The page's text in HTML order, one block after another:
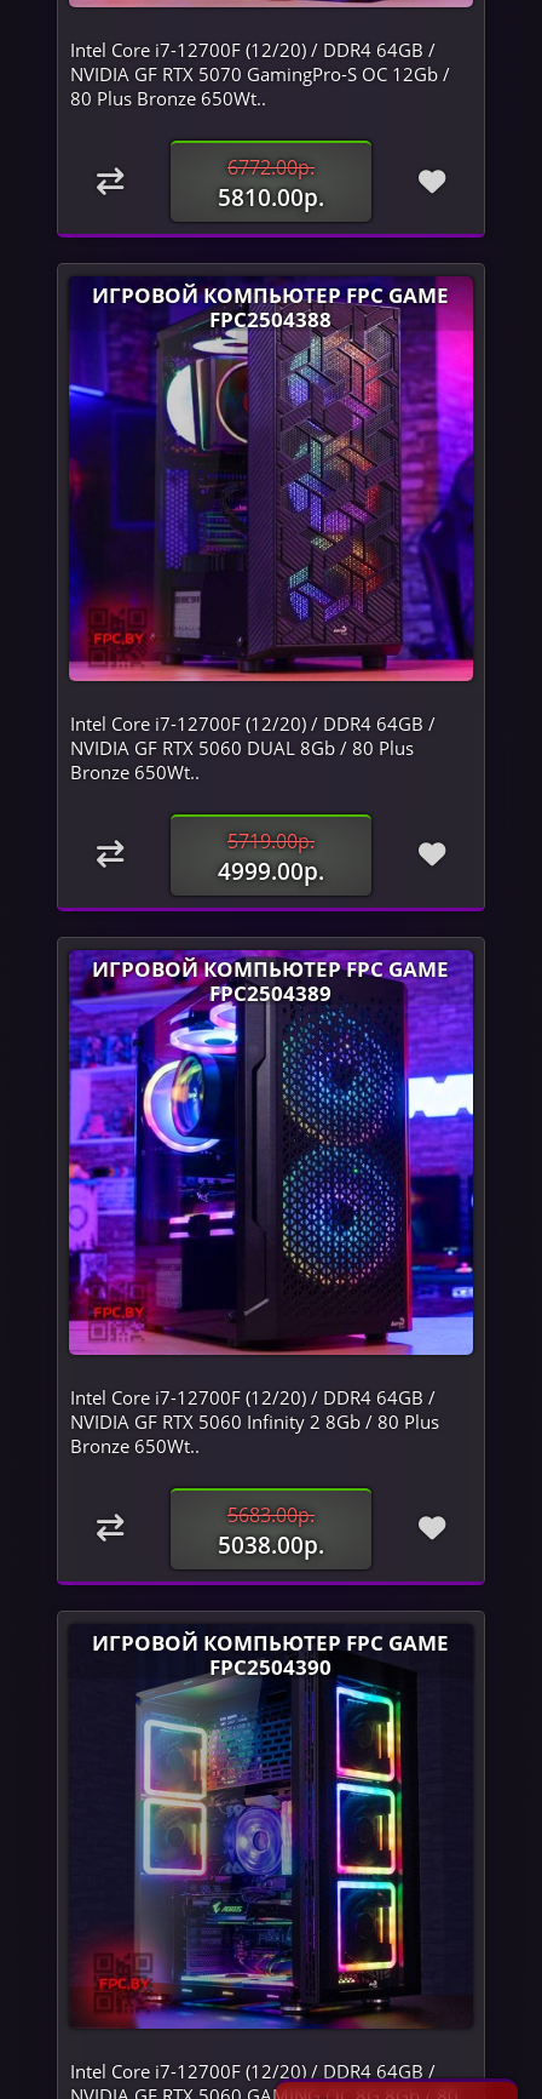
Intel Core i7-12700F (12/20) / DDR4 64GB /
NVIDIA GF RTX 5070 GamingPro-S OC 12Gb /
80 Plus Bronze 650Wt..
6772.00р.
5810.00р.
ИГРОВОЙ КОМПЬЮТЕР FPC GAME
FPC2504388
Intel Core i7-12700F (12/20) / DDR4 64GB /
NVIDIA GF RTX 5060 DUAL 8Gb / 80 Plus
Bronze 650Wt..
5719.00р.
4999.00р.
ИГРОВОЙ КОМПЬЮТЕР FPC GAME
FPC2504389
Intel Core i7-12700F (12/20) / DDR4 64GB /
NVIDIA GF RTX 5060 Infinity 2 8Gb / 80 Plus
Bronze 650Wt..
5683.00р.
5038.00р.
ИГРОВОЙ КОМПЬЮТЕР FPC GAME
FPC2504390
Intel Core i7-12700F (12/20) / DDR4 64GB /